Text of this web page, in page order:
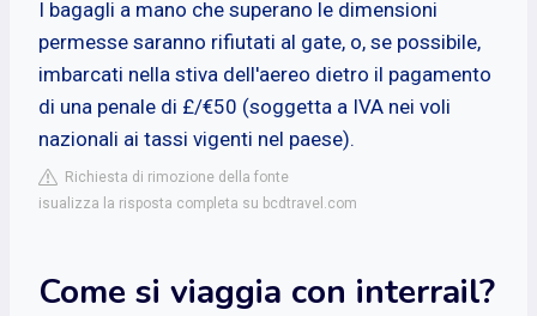
I bagagli a mano che superano le dimensioni
permesse saranno rifiutati al gate, o, se possibile,
imbarcati nella stiva dell'aereo dietro il pagamento
di una penale di £/€50 (soggetta a IVA nei voli
nazionali ai tassi vigenti nel paese).
Richiesta di rimozione della fonte
isualizza la risposta completa su bcdtravel.com
Come si viaggia con interrail?